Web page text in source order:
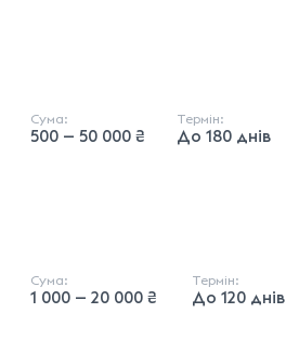
Сума:
500 — 50 000 ₴
Термін:
До 180 днів
Сума:
1 000 — 20 000 ₴
Термін:
До 120 днів